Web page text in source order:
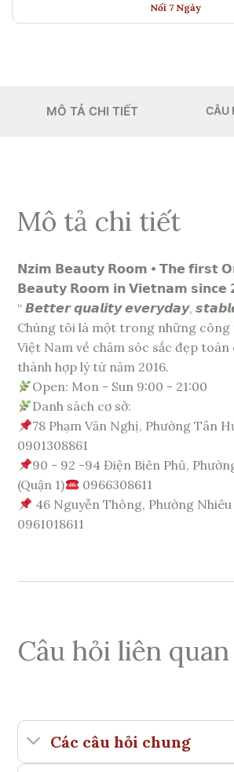
Nối 7 Ngày
MÔ TẢ CHI TIẾT CÂU
Mô tả chi tiết
𝗡𝘇𝗶𝗺 𝗕𝗲𝗮𝘂𝘁𝘆 𝗥𝗼𝗼𝗺 • 𝗧𝗵𝗲 𝗳𝗶𝗿𝘀𝘁
𝗕𝗲𝗮𝘂𝘁𝘆 𝗥𝗼𝗼𝗺 𝗶𝗻 𝗩𝗶𝗲𝘁𝗻𝗮𝗺 𝘀𝗶𝗻𝗰𝗲
“ 𝘽𝙚𝙩𝙩𝙚𝙧 𝙦𝙪𝙖𝙡𝙞𝙩𝙮 𝙚𝙫𝙚𝙧𝙮𝙙𝙖𝙮,
Chúng tôi là một trong những công
Việt Nam về chăm sóc sắc đẹp toàn
thành hợp lý từ năm 2016.
Open: Mon - Sun 9:00 - 21:00
Danh sách cơ sở:
78 Phạm Văn Nghị, Phường Tân
0901308861
90 - 92 -94 Điện Biên Phủ,
(Quận 1)
0966308611
46 Nguyễn Thông, Phường Nhiêu
0961018611
Câu hỏi liên quan
Các câu hỏi chung